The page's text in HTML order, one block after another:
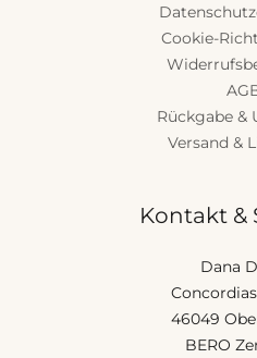
Cookie-
Rückgabe &
Versand &
Kontakt &
Dana
46049
BERO